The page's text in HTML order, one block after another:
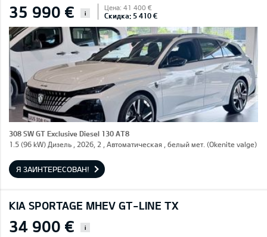
35 990 € i
Цена: 41 400 €
Скидка: 5 410 €
308 SW GT Exclusive Diesel 130 AT8
1.5 (96 kW) Дизель , 2026, 2 , Автоматическая , белый мет. (Okenite valge)
Я ЗАИНТЕРЕСОВАН!
KIA SPORTAGE MHEV GT-LINE TX
34 900 € i